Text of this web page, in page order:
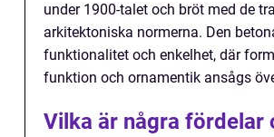
under 1900-talet och bröt med de
arkitektoniska normerna. Den
funktionalitet och enkelhet, där
funktion och ornamentik ansågs
Vilka är några fördelar